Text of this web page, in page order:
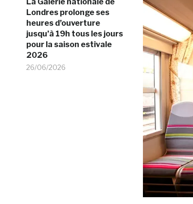
Londres prolonge ses
heures d’ouverture
jusqu’à 19h tous les jours
pour la saison estivale
2026
26/06/2026